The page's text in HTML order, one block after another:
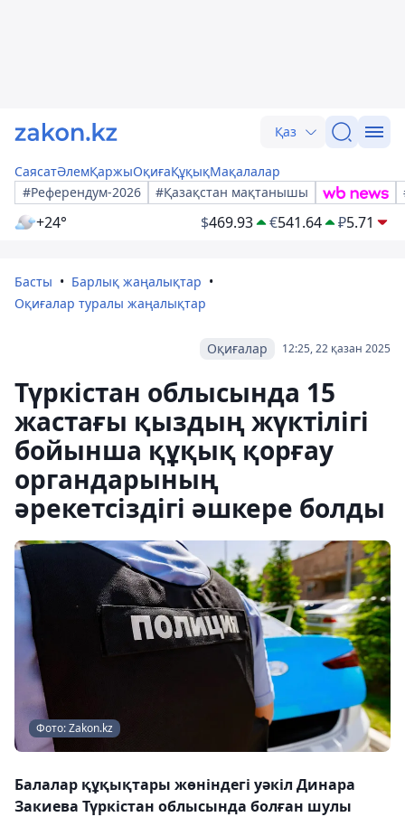
Қаз
СаясатӘлемҚаржыОқиғаҚұқықМақалалар
#Референдум-2026
#Қазақстан мақтанышы
+24° $469.93 €541.64 ₽5.71
Басты
Барлық жаңалықтар
Оқиғалар туралы жаңалықтар
12:25, 22 қазан 2025
Оқиғалар
Түркістан облысында 15
жастағы қыздың жүктілігі
бойынша құқық қорғау
органдарының
әрекетсіздігі әшкере болды
Фото: Zakon.kz
Балалар құқықтары жөніндегі уәкіл Динара
Закиева Түркістан облысында болған шулы